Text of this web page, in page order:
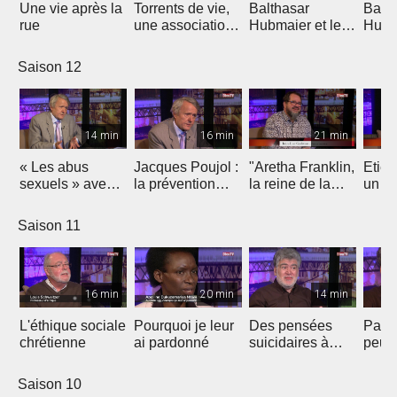
Une vie après la
rue
Torrents de vie,
une association
Balthasar
Hubmaier et les
Saison 12
14 min
« Les abus
sexuels » avec
16 min
Jacques Poujol :
la prévention
21 min
"Aretha Franklin,
la reine de la
un
Saison 11
16 min
L'éthique sociale
chrétienne
20 min
Pourquoi je leur
ai pardonné
14 min
Des pensées
suicidaires à
peut
Saison 10